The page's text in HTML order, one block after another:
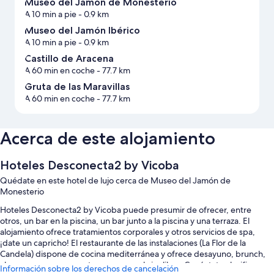
Museo del Jamón de Monesterio
A 10 min a pie- 0.9 km
Museo del Jamón Ibérico
A 10 min a pie- 0.9 km
Castillo de Aracena
A 60 min en coche- 77.7 km
Gruta de las Maravillas
A 60 min en coche- 77.7 km
Acerca de este alojamiento
Hoteles Desconecta2 by Vicoba
Quédate en este hotel de lujo cerca de Museo del Jamón de
Monesterio
Hoteles Desconecta2 by Vicoba puede presumir de ofrecer, entre
otros, un bar en la piscina, un bar junto a la piscina y una terraza. El
alojamiento ofrece tratamientos corporales y otros servicios de spa,
¡date un capricho! El restaurante de las instalaciones (La Flor de la
Candela) dispone de cocina mediterránea y ofrece desayuno, brunch,
almuerzo y cena y cuenta con mesas al aire libre. Conéctate al wifi
Información sobre los derechos de cancelación